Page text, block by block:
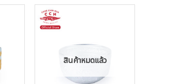
สินค้าหมดแล้ว